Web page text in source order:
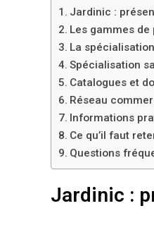
Jardinic :
Les gammes
La
Spécialisation
Catalogues et
Réseau
Informations
Ce qu’il faut
Questions
Jardinic :